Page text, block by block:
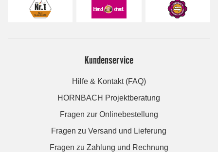
Kundenservice
Hilfe & Kontakt (FAQ)
HORNBACH Projektberatung
Fragen zur Onlinebestellung
Fragen zu Versand und Lieferung
Fragen zu Zahlung und Rechnung